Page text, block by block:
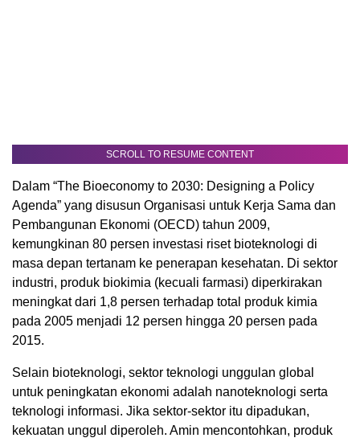
SCROLL TO RESUME CONTENT
Dalam “The Bioeconomy to 2030: Designing a Policy
Agenda” yang disusun Organisasi untuk Kerja Sama dan
Pembangunan Ekonomi (OECD) tahun 2009,
kemungkinan 80 persen investasi riset bioteknologi di
masa depan tertanam ke penerapan kesehatan. Di sektor
industri, produk biokimia (kecuali farmasi) diperkirakan
meningkat dari 1,8 persen terhadap total produk kimia
pada 2005 menjadi 12 persen hingga 20 persen pada
2015.
Selain bioteknologi, sektor teknologi unggulan global
untuk peningkatan ekonomi adalah nanoteknologi serta
teknologi informasi. Jika sektor-sektor itu dipadukan,
kekuatan unggul diperoleh. Amin mencontohkan, produk